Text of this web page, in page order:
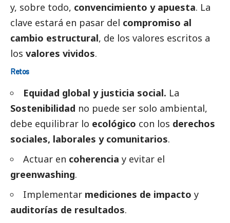
y, sobre todo, convencimiento y apuesta. La
clave estará en pasar del compromiso al
cambio estructural, de los valores escritos a
los valores vividos.
Retos
Equidad global y justicia social. La
Sostenibilidad no puede ser solo ambiental,
debe equilibrar lo ecológico con los derechos
sociales, laborales y comunitarios.
Actuar en coherencia y evitar el
greenwashing.
Implementar mediciones de impacto y
auditorías de resultados.